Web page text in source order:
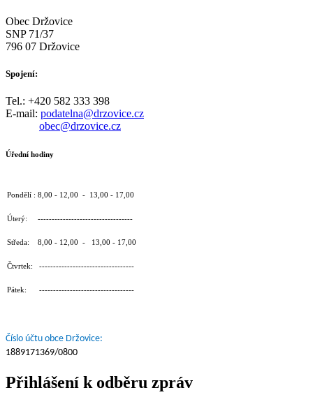
Obec Držovice
SNP 71/37
796 07 Držovice
Spojení:
Tel.: +420 582 333 398
E-mail: podatelna@drzovice.cz
obec@drzovice.cz
Úřední hodiny
Pondělí : 8,00 - 12,00 - 13,00 - 17,00
Úterý: ----------------------------------
Středa: 8,00 - 12,00 - 13,00 - 17,00
Čtvrtek: ----------------------------------
Pátek: ----------------------------------
Číslo účtu obce Držovice:
1889171369/0800
Přihlášení k odběru zpráv